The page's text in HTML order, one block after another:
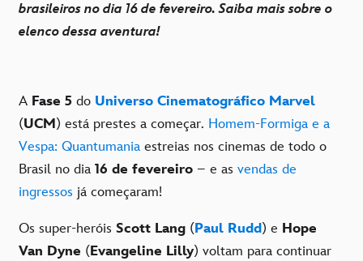
brasileiros no dia 16 de fevereiro. Saiba mais sobre o
elenco dessa aventura!
A Fase 5 do Universo Cinematográfico Marvel
(UCM) está prestes a começar. Homem-Formiga e a
Vespa: Quantumania estreias nos cinemas de todo o
Brasil no dia 16 de fevereiro – e as vendas de
ingressos já começaram!
Os super-heróis Scott Lang (Paul Rudd) e Hope
Van Dyne (Evangeline Lilly) voltam para continuar